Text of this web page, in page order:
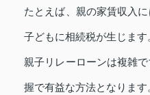
たとえば、親の家賃収入
子どもに相続税が生じます
親子リレーローンは複雑
握で有益な方法となります